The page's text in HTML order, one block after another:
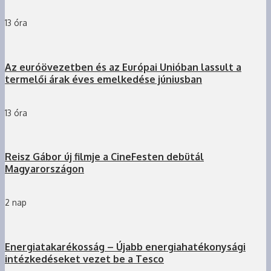
13 óra
Az euróövezetben és az Európai Unióban lassult a
termelői árak éves emelkedése júniusban
13 óra
Reisz Gábor új filmje a CineFesten debütál
Magyarországon
2 nap
Energiatakarékosság – Újabb energiahatékonysági
intézkedéseket vezet be a Tesco